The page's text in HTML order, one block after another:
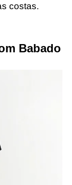
costas.
Babado